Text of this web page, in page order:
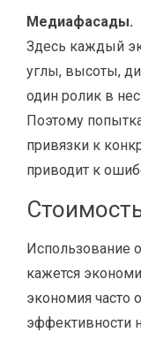
Медиафасады.
Здесь каждый
углы, высоты,
один ролик в
Поэтому
привязки к
приводит к
Использование
кажется
экономия часто
эффективности